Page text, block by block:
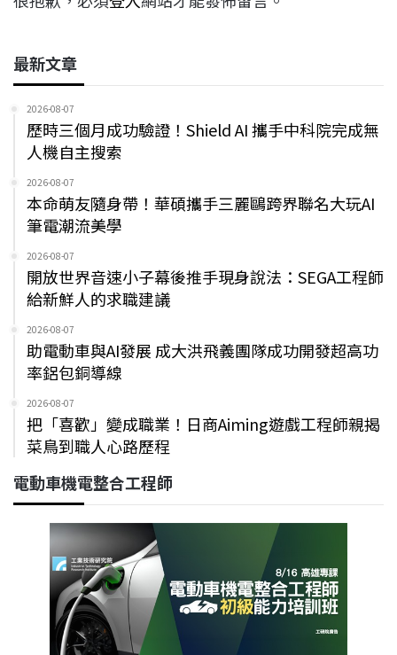
最新文章
2026-08-07
歷時三個月成功驗證！Shield AI 攜手中科院完成無
人機自主搜索
2026-08-07
本命萌友隨身帶！華碩攜手三麗鷗跨界聯名大玩AI
筆電潮流美學
2026-08-07
開放世界音速小子幕後推手現身說法：SEGA工程師
給新鮮人的求職建議
2026-08-07
助電動車與AI發展 成大洪飛義團隊成功開發超高功
率鋁包銅導線
2026-08-07
把「喜歡」變成職業！日商Aiming遊戲工程師親揭
菜鳥到職人心路歷程
電動車機電整合工程師